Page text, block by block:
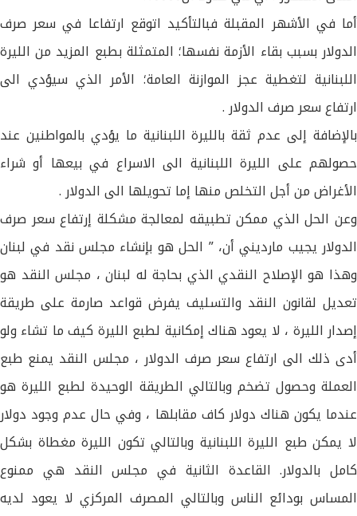
أما في الأشهر المقبلة فبالتأكيد اتوقع ارتفاعا في سعر صرف
الدولار بسبب بقاء الأزمة نفسها؛ المتمثلة بطبع المزيد من الليرة
اللبنانية لتغطية عجز الموازنة العامة؛ الأمر الذي سيؤدي الى
ارتفاع سعر صرف الدولار .
بالإضافة إلى عدم ثقة بالليرة اللبنانية ما يؤدي بالمواطنين عند
حصولهم على الليرة اللبنانية الى الاسراع في بيعها أو شراء
الأغراض من أجل التخلص منها إما تحويلها الى الدولار .
وعن الحل الذي ممكن تطبيقه لمعالجة مشكلة إرتفاع سعر صرف
الدولار يجيب مارديني أن، ” الحل هو بإنشاء مجلس نقد في لبنان
وهذا هو الإصلاح النقدي الذي بحاجة له لبنان ، مجلس النقد هو
تعديل لقانون النقد والتسليف يفرض قواعد صارمة على طريقة
إصدار الليرة ، لا يعود هناك إمكانية لطبع الليرة كيف ما تشاء ولو
أدى ذلك الى ارتفاع سعر صرف الدولار ، مجلس النقد يمنع طبع
العملة وحصول تضخم وبالتالي الطريقة الوحيدة لطبع الليرة هو
عندما يكون هناك دولار كاف مقابلها ، وفي حال عدم وجود دولار
لا يمكن طبع الليرة اللبنانية وبالتالي تكون الليرة مغطاة بشكل
كامل بالدولار. القاعدة الثانية في مجلس النقد هي ممنوع
المساس بودائع الناس وبالتالي المصرف المركزي لا يعود لديه